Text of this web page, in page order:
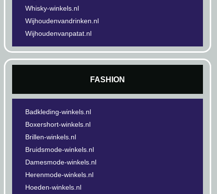
Whisky-winkels.nl
Wijhoudenvandrinken.nl
Wijhoudenvanpatat.nl
FASHION
Badkleding-winkels.nl
Boxershort-winkels.nl
Brillen-winkels.nl
Bruidsmode-winkels.nl
Damesmode-winkels.nl
Herenmode-winkels.nl
Hoeden-winkels.nl